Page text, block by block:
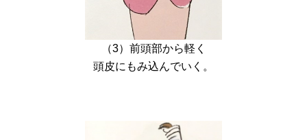
（3）前頭部から軽く
頭皮にもみ込んでいく。